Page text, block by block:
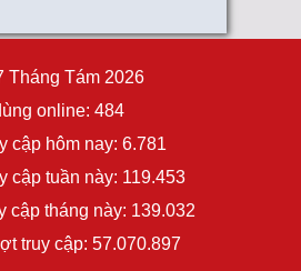
Tháng Tám 2026
online: 484
cập hôm nay: 6.781
cập tuần này: 119.453
cập tháng này: 139.032
truy cập: 57.070.897